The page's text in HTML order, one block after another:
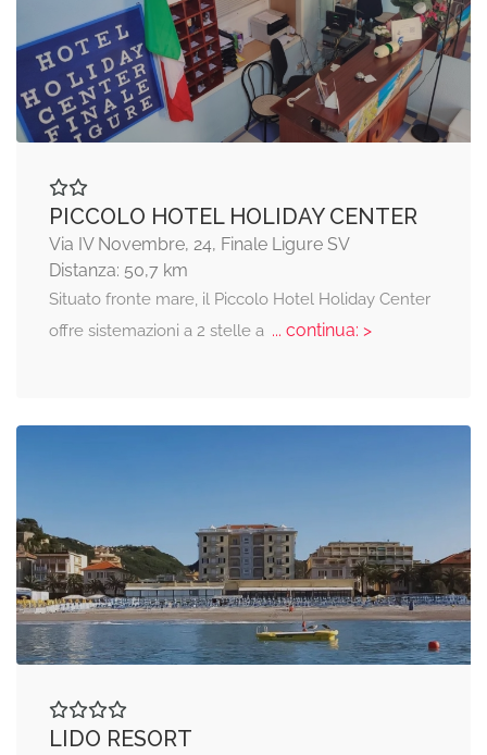
PICCOLO HOTEL HOLIDAY CENTER
Via IV Novembre, 24, Finale Ligure SV
Distanza: 50,7 km
Situato fronte mare, il Piccolo Hotel Holiday Center
offre sistemazioni a 2 stelle a... continua: >
LIDO RESORT